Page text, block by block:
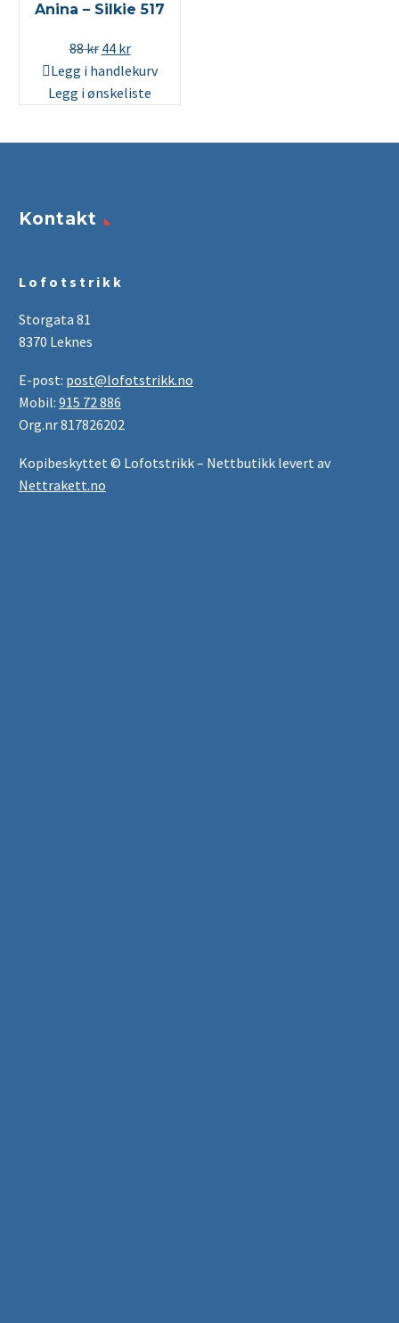
Anina – Silkie 517
88kr Opprinnelig
pris
var:
44 krNåværende
pris
er:
Legg i handlekurv
Legg i ønskeliste
Kontakt
L o f o t s t r i k k
Storgata 81
8370 Leknes
E-post: post@lofotstrikk.no
Mobil: 915 72 886
Org.nr 817826202
Kopibeskyttet © Lofotstrikk – Nettbutikk levert av
Nettrakett.no